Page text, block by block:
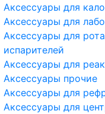
Аксессуары для
Аксессуары для
Аксессуары для
испарителей
Аксессуары для
Аксессуары прочие
Аксессуары для
Аксессуары для